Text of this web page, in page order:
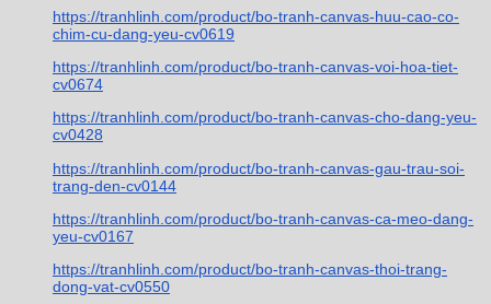
https://tranhlinh.com/product/bo-tranh-canvas-huu-cao-co-
chim-cu-dang-yeu-cv0619
https://tranhlinh.com/product/bo-tranh-canvas-voi-hoa-tiet-
cv0674
https://tranhlinh.com/product/bo-tranh-canvas-cho-dang-yeu-
cv0428
https://tranhlinh.com/product/bo-tranh-canvas-gau-trau-soi-
trang-den-cv0144
https://tranhlinh.com/product/bo-tranh-canvas-ca-meo-dang-
yeu-cv0167
https://tranhlinh.com/product/bo-tranh-canvas-thoi-trang-
dong-vat-cv0550